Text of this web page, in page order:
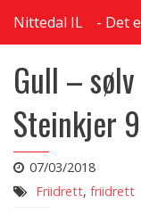
Nittedal IL Det
Gull –
Steinkjer
07/03/2018
Friidrett, friidrett